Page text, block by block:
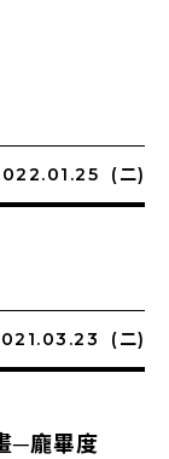
(二)
(二)
─龐畢度